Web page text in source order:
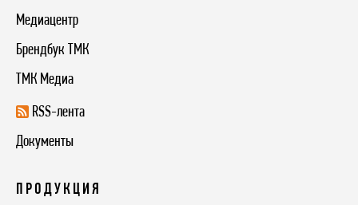
Медиацентр
Брендбук ТМК
ТМК Медиа
RSS-лента
Документы
ПРОДУКЦИЯ